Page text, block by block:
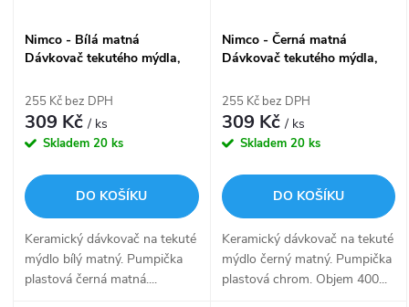
Nimco - Bílá matná
Dávkovač tekutého mýdla,
05
255 Kč bez DPH
309 Kč/ ks
Skladem 20 ks
DO KOŠÍKU
Keramický dávkovač na tekuté
mýdlo bílý matný. Pumpička
plastová černá matná....
Nimco - Černá matná
Dávkovač tekutého mýdla,
90
255 Kč bez DPH
309 Kč/ ks
Skladem 20 ks
DO KOŠÍKU
Keramický dávkovač na tekuté
mýdlo černý matný. Pumpička
plastová chrom. Objem 400...